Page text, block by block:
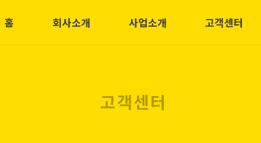
홈 회사소개 사업소개 고객센터
고객센터